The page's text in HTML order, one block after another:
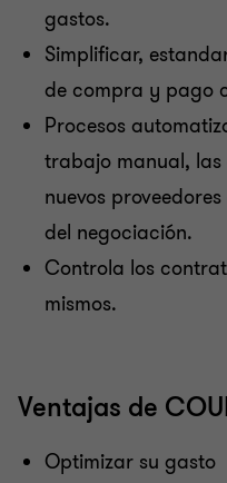
gastos.
Simplificar,
de compra y pago
Procesos
trabajo manual,
nuevos
del negociación.
Controla los
mismos.
Ventajas de
Optimizar su gasto